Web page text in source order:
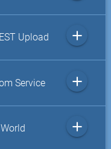
Upload add
Service add
add